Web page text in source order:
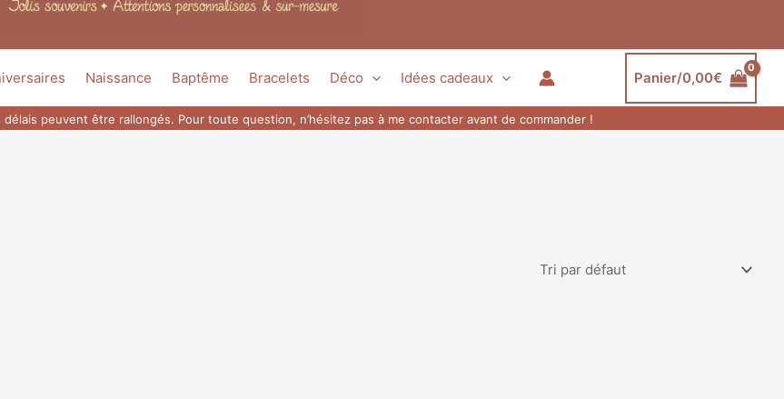
Naissance Baptême Bracelets Déco Idées cadeaux Panier/0,00€
peuvent être rallongés. Pour toute question, n’hésitez pas à me contacter avant de commander !